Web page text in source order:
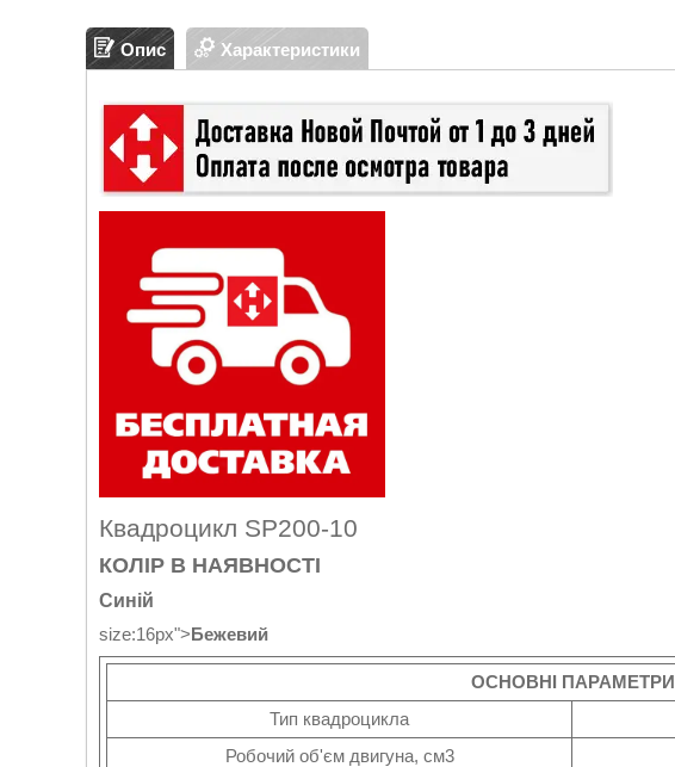
Опис Характеристики
Квадроцикл SP200-10
КОЛІР В НАЯВНОСТІ
Синій
size:16px">Бежевий
ОСНОВНІ ПАРАМЕТРИ
Тип квадроцикла
Робочий об'єм двигуна, см3